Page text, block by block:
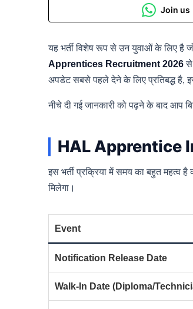
Join us
यह भर्ती विशेष रूप से उन युवाओं के लिए
Apprentices Recruitment 2026से
अपडेट सबसे पहले देने के लिए प्रतिबद्ध है,
नीचे दी गई जानकारी को पढ़ने के बाद आप
HAL Apprentice
इस भर्ती प्रक्रिया में समय का बहुत
मिलेगा।
Event
Notification Release Date
Walk-In Date (Diploma/